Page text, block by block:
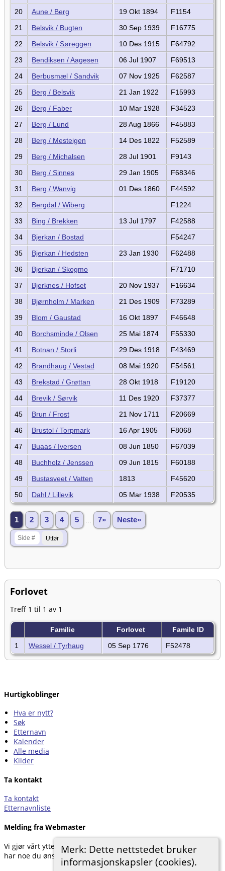
Merk: Dette nettstedet bruker
informasjonskapsler (cookies).
20
Aune / Berg 19 Okt 1894
F1154
21
Belsvik / Bugten 30 Sep 1939
F16775
22
Belsvik / Søreggen 10 Des 1915
F64792
23
Bendiksen / Aagesen 06 Jul 1907
F69513
24
Berbusmæl / Sandvik 07 Nov 1925
F62587
25
Berg / Belsvik 21 Jan 1922
F15993
26
Berg / Faber 10 Mar 1928
F34523
27
Berg / Lund 28 Aug 1866
F45883
28
Berg / Mesteigen 14 Des 1822
F52589
29
Berg / Michalsen 28 Jul 1901
F9143
30
Berg / Sinnes 29 Jan 1905
F68346
31
Berg / Wanvig 01 Des 1860
F44592
32
Bergdal / Wiberg
F1224
33
Bing / Brekken 13 Jul 1797
F42588
34
Bjerkan / Bostad
F54247
35
Bjerkan / Hedsten 23 Jan 1930
F62488
36
Bjerkan / Skogmo
F71710
37
Bjerknes / Hofset 20 Nov 1937
F16634
38
Bjørnholm / Marken 21 Des 1909
F73289
39
Blom / Gaustad 16 Okt 1897
F46648
40
Borchsminde / Olsen 25 Mai 1874
F55330
41
Botnan / Storli 29 Des 1918
F43469
42
Brandhaug / Vestad 08 Mai 1920
F54561
43
Brekstad / Grøttan 28 Okt 1918
F19120
44
Brevik / Sørvik 11 Des 1920
F37377
45
Brun / Frost 21 Nov 1711
F20669
46
Brustol / Torpmark 16 Apr 1905
F8068
47
Buaas / Iversen 08 Jun 1850
F67039
48
Buchholz / Jenssen 09 Jun 1815
F60188
49
Bustasveet / Vatten 1813
F45620
50
Dahl / Lillevik 05 Mar 1938 F20535
1 2 3 4 5 7» Neste»
Forlovet
Treff 1 til 1 av 1
Familie Forlovet
Famile ID
1
Wessel / Tyrhaug 05 Sep 1776 F52478
Hurtigkoblinger
Hva er nytt?
Søk
Etternavn
Kalender
Alle media
Kilder
Ta kontakt
Ta kontakt
Etternavnliste
Melding fra Webmaster
Vi gjør vårt ytterste for å dokumentere forskningen vår. Hvis du
har noe du ønsker å legge til, kan du kontakte oss.